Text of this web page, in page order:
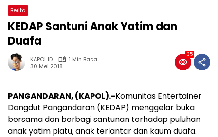
Berita
KEDAP Santuni Anak Yatim dan
Duafa
KAPOL.ID
1 Min Baca
30 Mei 2018
35
PANGANDARAN, (KAPOL).-Komunitas Entertainer
Dangdut Pangandaran (KEDAP) menggelar buka
bersama dan berbagi santunan terhadap puluhan
anak yatim piatu, anak terlantar dan kaum duafa.